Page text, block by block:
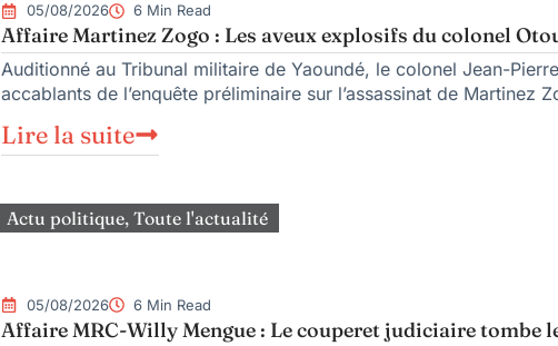
05/08/2026 6 Min Read
Affaire Martinez Zogo : Les aveux explosifs du colonel
Auditionné au Tribunal militaire de Yaoundé, le colonel Jean-
accablants de l’enquête préliminaire sur l’assassinat de Martinez
Lire la suite
Actu politique, Toute l'actualité
05/08/2026 6 Min Read
Affaire MRC-Willy Mengue : Le couperet judiciaire tombe